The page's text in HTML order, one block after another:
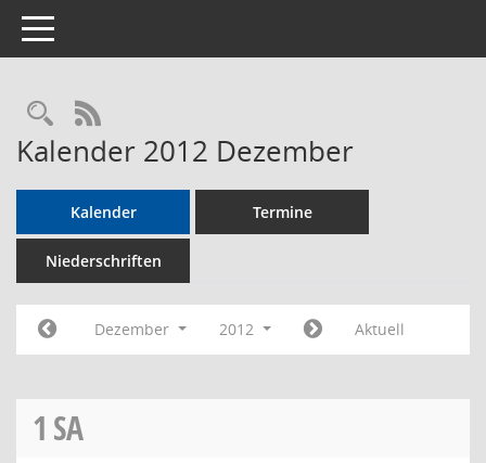
Toggle navigation
Rechercheauswahl
RSS-Feed
Kalender 2012 Dezember
Kalender Termine
Niederschriften
Dezember 2012 Aktuell
1 SA